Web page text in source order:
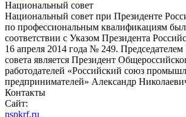
Национальный совет
Национальный совет при Президенте
по профессиональным квалификациям был
соответствии с Указом Президента
16 апреля 2014 года № 249.
совета является Президент
работодателей «Российский союз
предпринимателей» Александр
Контакты
Сайт:
nspkrf.ru